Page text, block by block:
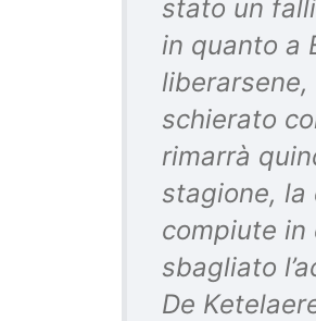
stato un
in quanto a
schierato
rimarrà
stagione, la
compiute in
sbagliato
De